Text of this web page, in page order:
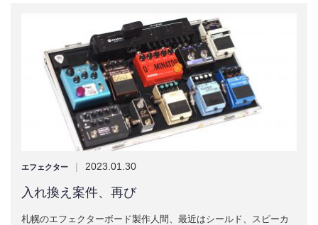
エフェクター | 2023.01.30
入れ換え案件、再び
札幌のエフェクターボード製作人間、最近はシールド、スピーカ